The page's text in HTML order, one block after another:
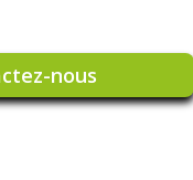
nous